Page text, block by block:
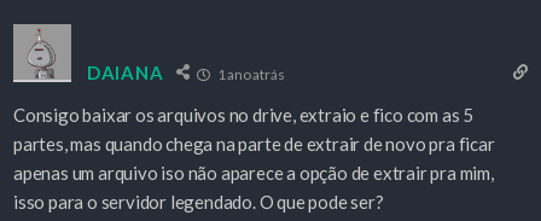
DAIANA 1 ano atrás
Consigo baixar os arquivos no drive, extraio e fico com as 5
partes, mas quando chega na parte de extrair de novo pra ficar
apenas um arquivo iso não aparece a opção de extrair pra mim,
isso para o servidor legendado. O que pode ser?